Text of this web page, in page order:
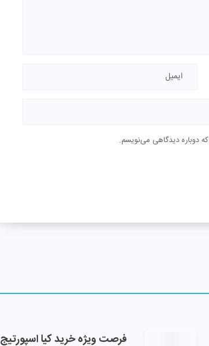
دوباره دیدگاهی می‌نویسم.
فرصت ویژه خرید کیا اسپورتیج